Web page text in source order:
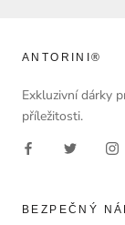
ANTORINI®
Exkluzivní dárky
příležitosti.
BEZPEČNÝ